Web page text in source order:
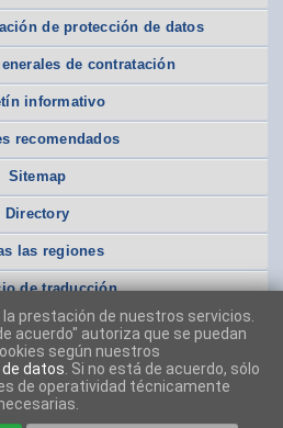
de protección de datos
de contratación
informativo
recomendados
Sitemap
Directory
las regiones
de traducción
la prestación de nuestros servicios.
acuerdo" autoriza que se puedan
según nuestros
datos . Si no está de acuerdo, sólo
de operatividad técnicamente